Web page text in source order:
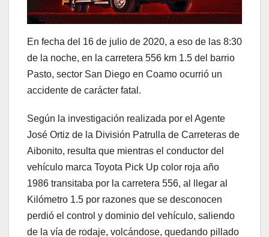
En fecha del 16 de julio de 2020, a eso de las 8:30
de la noche, en la carretera 556 km 1.5 del barrio
Pasto, sector San Diego en Coamo ocurrió un
accidente de carácter fatal.
Según la investigación realizada por el Agente
José Ortiz de la División Patrulla de Carreteras de
Aibonito, resulta que mientras el conductor del
vehículo marca Toyota Pick Up color roja año
1986 transitaba por la carretera 556, al llegar al
Kilómetro 1.5 por razones que se desconocen
perdió el control y dominio del vehículo, saliendo
de la vía de rodaje, volcándose, quedando pillado